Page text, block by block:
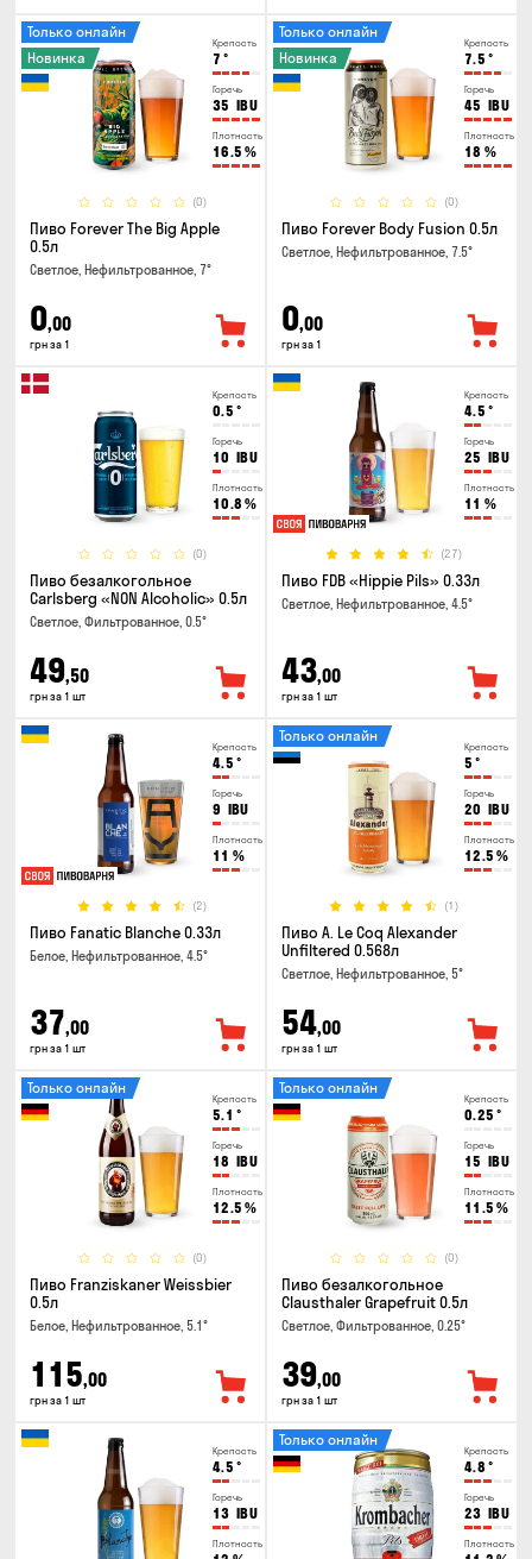
Крепость
7 °
Горечь
35 IBU
Плотность
16.5 %
(0)
Только онлайн
Новинка
Пиво Forever The Big Apple
0.5л
Светлое, Нефильтрованное, 7°
0,00
грн за 1
Крепость
7.5 °
Горечь
45 IBU
Плотность
18 %
(0)
Только онлайн
Новинка
Пиво Forever Body Fusion 0.5л
Светлое, Нефильтрованное, 7.5°
0,00
грн за 1
Крепость
0.5 °
Горечь
10 IBU
Плотность
10.8 %
(0)
Пиво безалкогольное
Carlsberg «NON Alcoholic» 0.5л
Светлое, Фильтрованное, 0.5°
49,50
грн за 1 шт
Крепость
4.5 °
Горечь
25 IBU
Плотность
11 %
(27)
Пиво FDB «Hippie Pils» 0.33л
Светлое, Нефильтрованное, 4.5°
43,00
грн за 1 шт
Крепость
4.5 °
Горечь
9 IBU
Плотность
11 %
(2)
Пиво Fanatic Blanche 0.33л
Белое, Нефильтрованное, 4.5°
37,00
грн за 1 шт
Крепость
5 °
Горечь
20 IBU
Плотность
12.5 %
(1)
Только онлайн
Пиво A. Le Coq Alexander
Unfiltered 0.568л
Светлое, Нефильтрованное, 5°
54,00
грн за 1 шт
Крепость
5.1 °
Горечь
18 IBU
Плотность
12.5 %
(0)
Только онлайн
Пиво Franziskaner Weissbier
0.5л
Белое, Нефильтрованное, 5.1°
115,00
грн за 1 шт
Крепость
0.25 °
Горечь
15 IBU
Плотность
11.5 %
(0)
Только онлайн
Пиво безалкогольное
Clausthaler Grapefruit 0.5л
Светлое, Фильтрованное, 0.25°
39,00
грн за 1 шт
Крепость
4.5 °
Горечь
13 IBU
Плотность
Крепость
4.8 °
Горечь
23 IBU
Плотность
Только онлайн